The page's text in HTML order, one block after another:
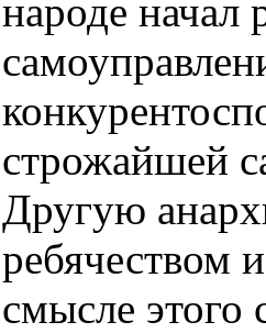
народе начал
строжайшей
Другую
ребячеством
смысле этого